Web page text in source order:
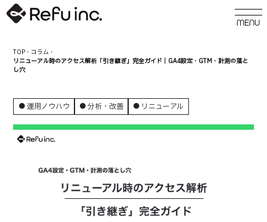
TOP ・ コラム ・
リニューアル時のアクセス解析「引き継ぎ」完全ガイド｜GA4設定・GTM・計測の落と
し穴
運用ノウハウ 分析・改善 リニューアル